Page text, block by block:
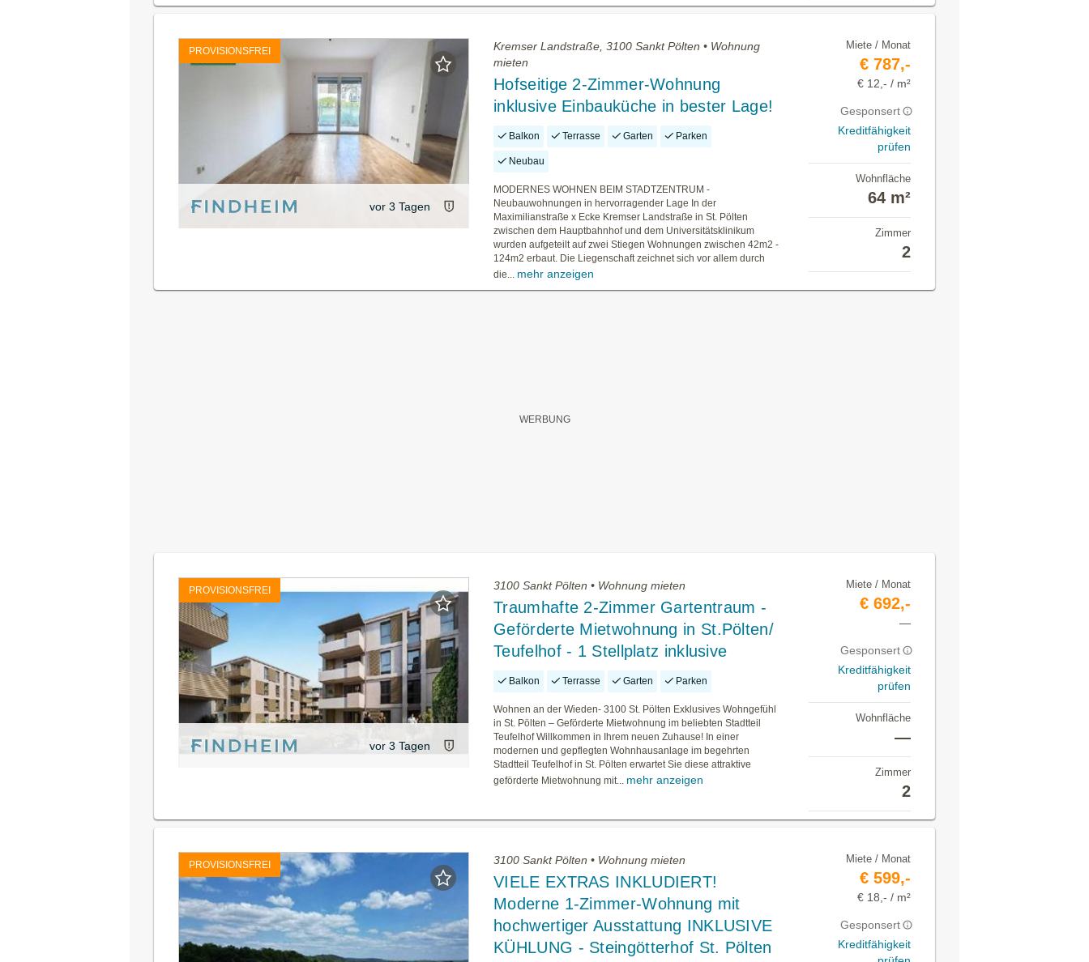
PROVISIONSFREI
vor 3 Tagen
Kremser Landstraße, 3100 Sankt Pölten • Wohnung
mieten
Hofseitige 2-Zimmer-Wohnung
inklusive Einbauküche in bester Lage!
Balkon Terrasse Garten Parken
Neubau
MODERNES WOHNEN BEIM STADTZENTRUM -
Neubauwohnungen in hervorragender Lage In der
Maximilianstraße x Ecke Kremser Landstraße in St. Pölten
zwischen dem Hauptbahnhof und dem Universitätsklinikum
wurden aufgeteilt auf zwei Stiegen Wohnungen zwischen 42m2 -
124m2 erbaut. Die Liegenschaft zeichnet sich vor allem durch
die... mehr anzeigen
Miete / Monat
€ 787,-
€ 12,- / m²
Gesponsert
Kreditfähigkeit
prüfen
Wohnfläche
64 m²
Zimmer
2
PROVISIONSFREI
vor 3 Tagen
3100 Sankt Pölten • Wohnung mieten
Traumhafte 2-Zimmer Gartentraum -
Geförderte Mietwohnung in St.Pölten/
Teufelhof - 1 Stellplatz inklusive
Balkon Terrasse Garten Parken
Wohnen an der Wieden- 3100 St. Pölten Exklusives Wohngefühl
in St. Pölten – Geförderte Mietwohnung im beliebten Stadtteil
Teufelhof Willkommen in Ihrem neuen Zuhause! In einer
modernen und gepflegten Wohnhausanlage im begehrten
Stadtteil Teufelhof in St. Pölten erwartet Sie diese attraktive
geförderte Mietwohnung mit... mehr anzeigen
Miete / Monat
€ 692,-
—
Gesponsert
Kreditfähigkeit
prüfen
Wohnfläche
—
Zimmer
2
PROVISIONSFREI 3100 Sankt Pölten • Wohnung mieten
VIELE EXTRAS INKLUDIERT!
Moderne 1-Zimmer-Wohnung mit
hochwertiger Ausstattung INKLUSIVE
KÜHLUNG - Steingötterhof St. Pölten
Miete / Monat
€ 599,-
€ 18,- / m²
Gesponsert
Kreditfähigkeit